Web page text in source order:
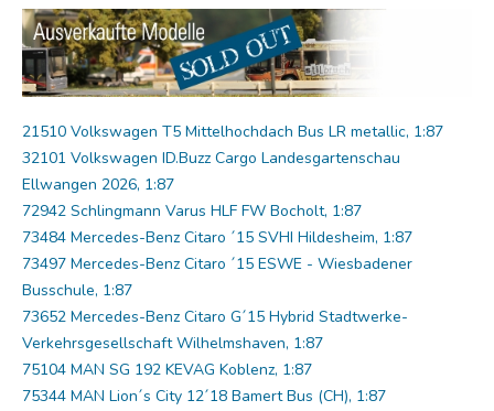
21510 Volkswagen T5 Mittelhochdach Bus LR metallic, 1:87
32101 Volkswagen ID.Buzz Cargo Landesgartenschau
Ellwangen 2026, 1:87
72942 Schlingmann Varus HLF FW Bocholt, 1:87
73484 Mercedes-Benz Citaro ´15 SVHI Hildesheim, 1:87
73497 Mercedes-Benz Citaro ´15 ESWE - Wiesbadener
Busschule, 1:87
73652 Mercedes-Benz Citaro G´15 Hybrid Stadtwerke-
Verkehrsgesellschaft Wilhelmshaven, 1:87
75104 MAN SG 192 KEVAG Koblenz, 1:87
75344 MAN Lion´s City 12´18 Bamert Bus (CH), 1:87